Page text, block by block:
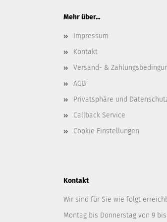
Mehr über...
Impressum
Kontakt
Versand- &
AGB
Privatsphäre und
Callback Service
Cookie Einstellungen
Kontakt
Wir sind für Sie wie folgt
Montag bis Donnerstag von 9 bis